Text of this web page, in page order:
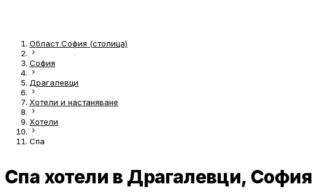
Област София (столица)
София
Драгалевци
Хотели и настаняване
Хотели
Спа
Спа хотели в Драгалевци, София